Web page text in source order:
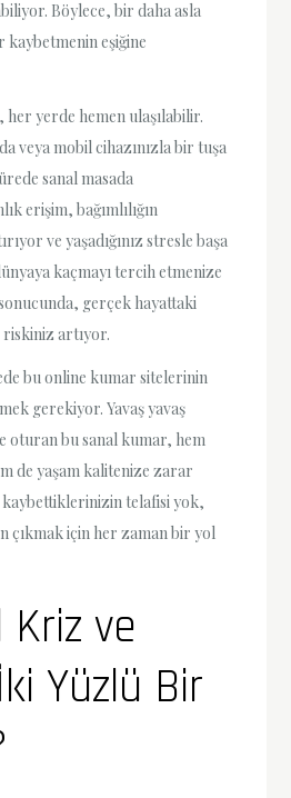
Böylece, bir daha asla
kaybetmenin eşiğine
yerde hemen ulaşılabilir.
veya mobil cihazınızla bir tuşa
sanal masada
erişim, bağımlılığın
ve yaşadığınız stresle başa
kaçmayı tercih etmenize
gerçek hayattaki
artıyor.
bu online kumar sitelerinin
gerekiyor. Yavaş yavaş
oturan bu sanal kumar, hem
de yaşam kalitenize zarar
telafisi yok,
çıkmak için her zaman bir yol
Kriz ve
Yüzlü Bir